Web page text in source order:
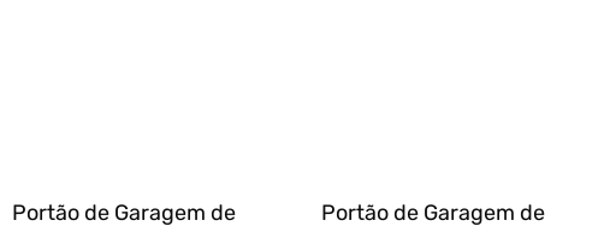
Portão de Garagem de
Portão de Garagem de